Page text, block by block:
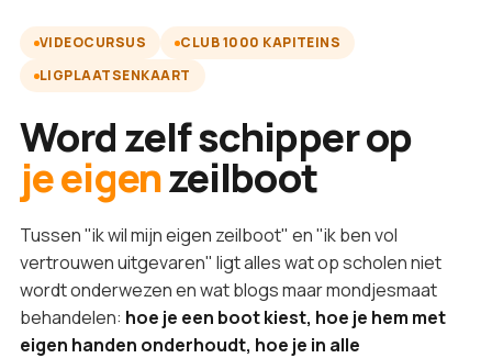
VIDEOCURSUS
CLUB 1000 KAPITEINS
LIGPLAATSENKAART
Word zelf schipper op
je eigenzeilboot
Tussen "ik wil mijn eigen zeilboot" en "ik ben vol
vertrouwen uitgevaren" ligt alles wat op scholen niet
wordt onderwezen en wat blogs maar mondjesmaat
behandelen: hoe je een boot kiest, hoe je hem met
eigen handen onderhoudt, hoe je in alle